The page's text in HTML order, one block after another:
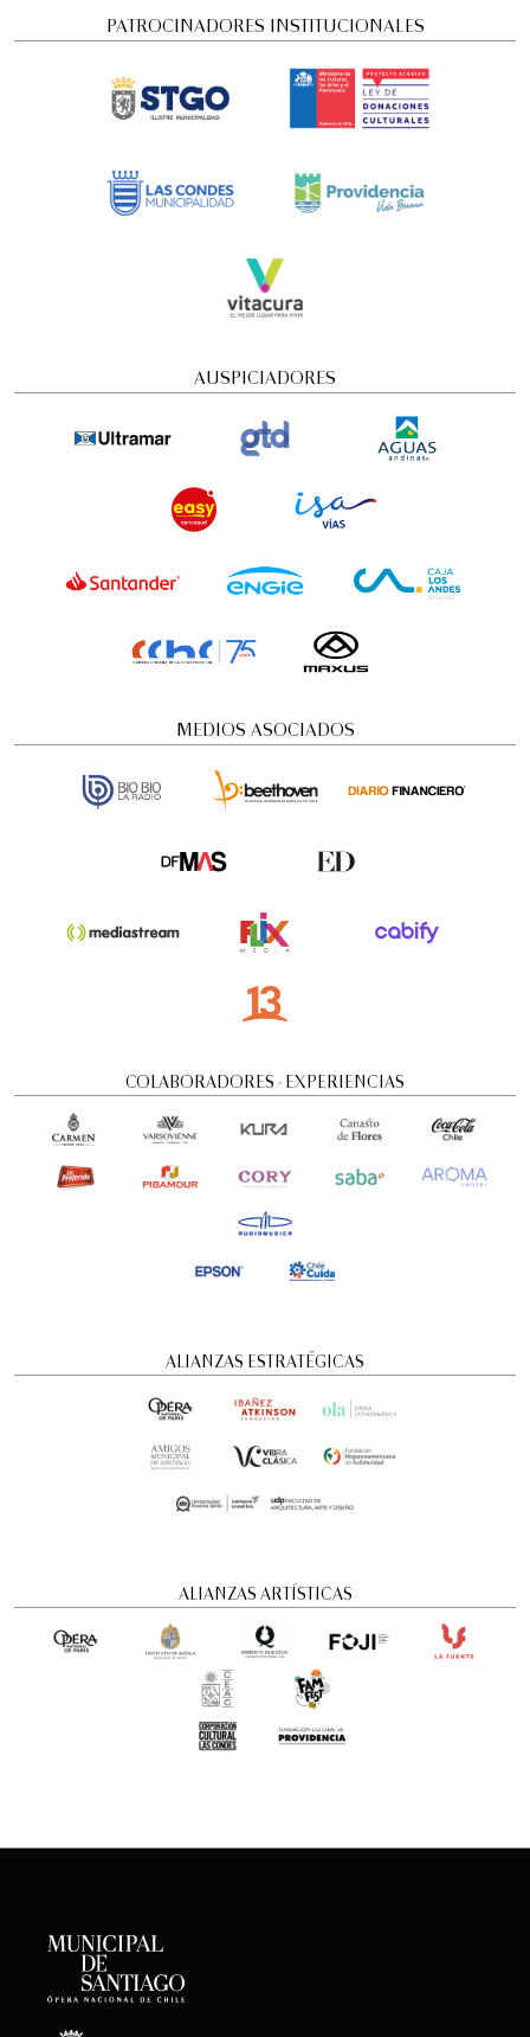
PATROCINADORES INSTITUCIONALES
AUSPICIADORES
MEDIOS ASOCIADOS
COLABORADORES - EXPERIENCIAS
ALIANZAS ESTRATÉGICAS
ALIANZAS ARTÍSTICAS